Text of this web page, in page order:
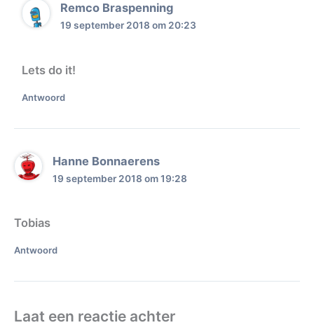
Remco Braspenning
19 september 2018 om 20:23
Lets do it!
Antwoord
Hanne Bonnaerens
19 september 2018 om 19:28
Tobias
Antwoord
Laat een reactie achter